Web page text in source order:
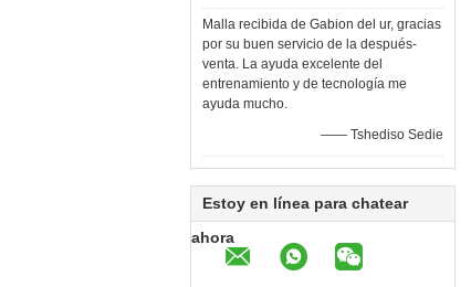
Malla recibida de Gabion del ur, gracias
por su buen servicio de la después-
venta. La ayuda excelente del
entrenamiento y de tecnología me
ayuda mucho.
—— Tshediso Sedie
Estoy en línea para chatear
ahora